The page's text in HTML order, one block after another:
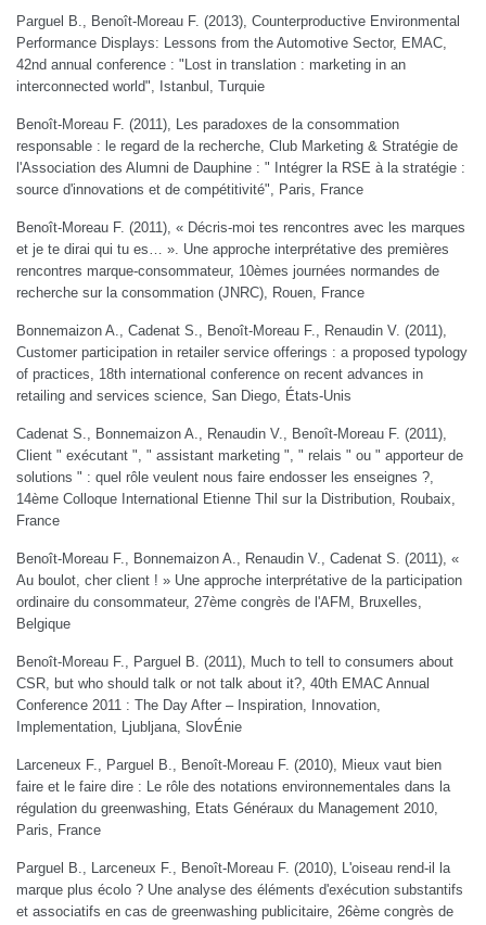
Parguel B., Benoît-Moreau F. (2013), Counterproductive Environmental
Performance Displays: Lessons from the Automotive Sector, EMAC,
42nd annual conference : "Lost in translation : marketing in an
interconnected world", Istanbul, Turquie
Benoît-Moreau F. (2011), Les paradoxes de la consommation
responsable : le regard de la recherche, Club Marketing & Stratégie de
l'Association des Alumni de Dauphine : " Intégrer la RSE à la stratégie :
source d'innovations et de compétitivité", Paris, France
Benoît-Moreau F. (2011), « Décris-moi tes rencontres avec les marques
et je te dirai qui tu es… ». Une approche interprétative des premières
rencontres marque-consommateur, 10èmes journées normandes de
recherche sur la consommation (JNRC), Rouen, France
Bonnemaizon A., Cadenat S., Benoît-Moreau F., Renaudin V. (2011),
Customer participation in retailer service offerings : a proposed typology
of practices, 18th international conference on recent advances in
retailing and services science, San Diego, États-Unis
Cadenat S., Bonnemaizon A., Renaudin V., Benoît-Moreau F. (2011),
Client " exécutant ", " assistant marketing ", " relais " ou " apporteur de
solutions " : quel rôle veulent nous faire endosser les enseignes ?,
14ème Colloque International Etienne Thil sur la Distribution, Roubaix,
France
Benoît-Moreau F., Bonnemaizon A., Renaudin V., Cadenat S. (2011), «
Au boulot, cher client ! » Une approche interprétative de la participation
ordinaire du consommateur, 27ème congrès de l'AFM, Bruxelles,
Belgique
Benoît-Moreau F., Parguel B. (2011), Much to tell to consumers about
CSR, but who should talk or not talk about it?, 40th EMAC Annual
Conference 2011 : The Day After – Inspiration, Innovation,
Implementation, Ljubljana, SlovÉnie
Larceneux F., Parguel B., Benoît-Moreau F. (2010), Mieux vaut bien
faire et le faire dire : Le rôle des notations environnementales dans la
régulation du greenwashing, Etats Généraux du Management 2010,
Paris, France
Parguel B., Larceneux F., Benoît-Moreau F. (2010), L'oiseau rend-il la
marque plus écolo ? Une analyse des éléments d'exécution substantifs
et associatifs en cas de greenwashing publicitaire, 26ème congrès de